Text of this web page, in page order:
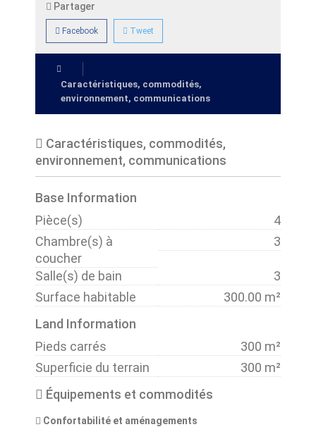
Partager
Facebook Tweet
Caractéristiques, commodités,
environnement, communications
Caractéristiques, commodités,
environnement, communications
Base Information
Pièce(s)
4
Chambre(s) à
coucher
3
Salle(s) de bain
3
Surface habitable
300.00 m²
Land Information
Pieds carrés
300 m²
Superficie du terrain
300 m²
Équipements et commodités
Confortabilité et aménagements